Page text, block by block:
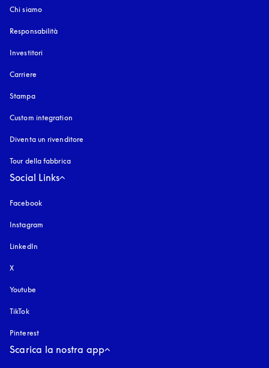
Chi siamo
Responsabilità
Investitori
Carriere
Stampa
Custom integration
Diventa un rivenditore
Tour della fabbrica
Social Links
Facebook
Instagram
LinkedIn
X
Youtube
TikTok
Pinterest
Scarica la nostra app